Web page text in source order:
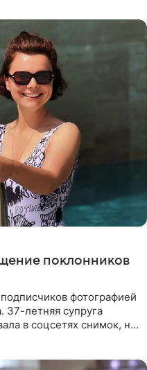
поклонников
фотографией
37-летняя супруга
в соцсетях снимок, на